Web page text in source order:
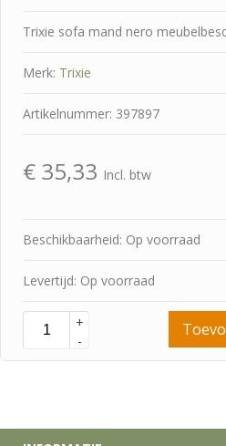
Trixie sofa mand nero
Merk: Trixie
Artikelnummer: 397897
€ 35,33 Incl. btw
Beschikbaarheid: Op voorraad
Levertijd: Op voorraad
+
-